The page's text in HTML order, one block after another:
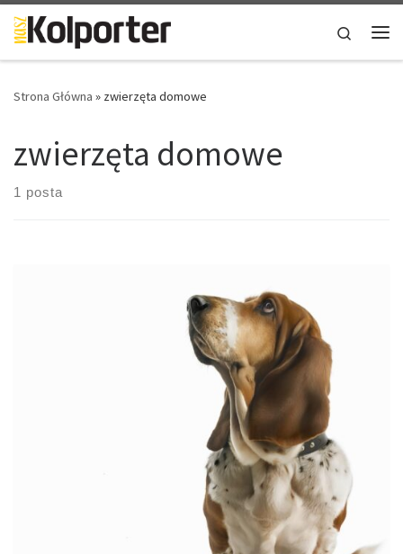
Skip to content
Search
Strona Główna » zwierzęta domowe
zwierzęta domowe
1 posta